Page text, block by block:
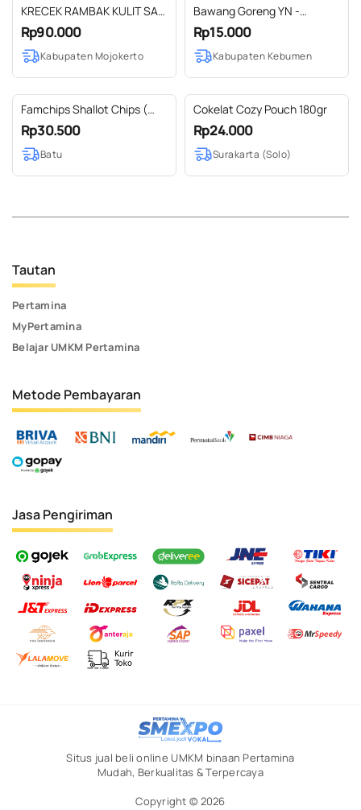
KRECEK RAMBAK KULIT SAPI
SIAP GORENG
Rp90.000
Kabupaten Mojokerto
Bawang Goreng YN -
Bawang Merah Goreng
Rp15.000
Kabupaten Kebumen
Famchips Shallot Chips (
Keripik Bawang Merah )
Rp30.500
Batu
Cokelat Cozy Pouch 180gr
Rp24.000
Surakarta (Solo)
Tautan
Pertamina
MyPertamina
Belajar UMKM Pertamina
Metode Pembayaran
Jasa Pengiriman
Situs jual beli online UMKM binaan Pertamina
Mudah, Berkualitas & Terpercaya
Copyright © 2026